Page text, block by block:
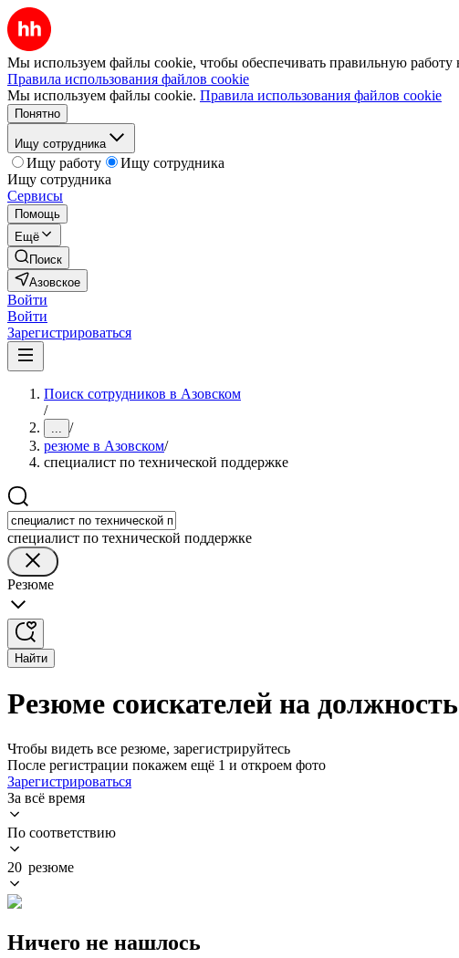
Мы используем файлы cookie, чтобы обеспечивать правильную работу
Правила использования файлов cookie
Мы используем файлы cookie. Правила использования файлов cookie
Понятно
Ищу сотрудника
Ищу работу
Ищу сотрудника
Ищу сотрудника
Сервисы
Помощь
Ещё
Поиск
Азовское
Войти
Войти
Зарегистрироваться
Поиск сотрудников в Азовском
/
... /
резюме в Азовском/
специалист по технической поддержке
специалист по технической поддержке
Резюме
Найти
Резюме соискателей на
Чтобы видеть все резюме, зарегистрируйтесь
После регистрации покажем ещё 1 и откроем фото
Зарегистрироваться
За всё время
По соответствию
20 резюме
Ничего не нашлось